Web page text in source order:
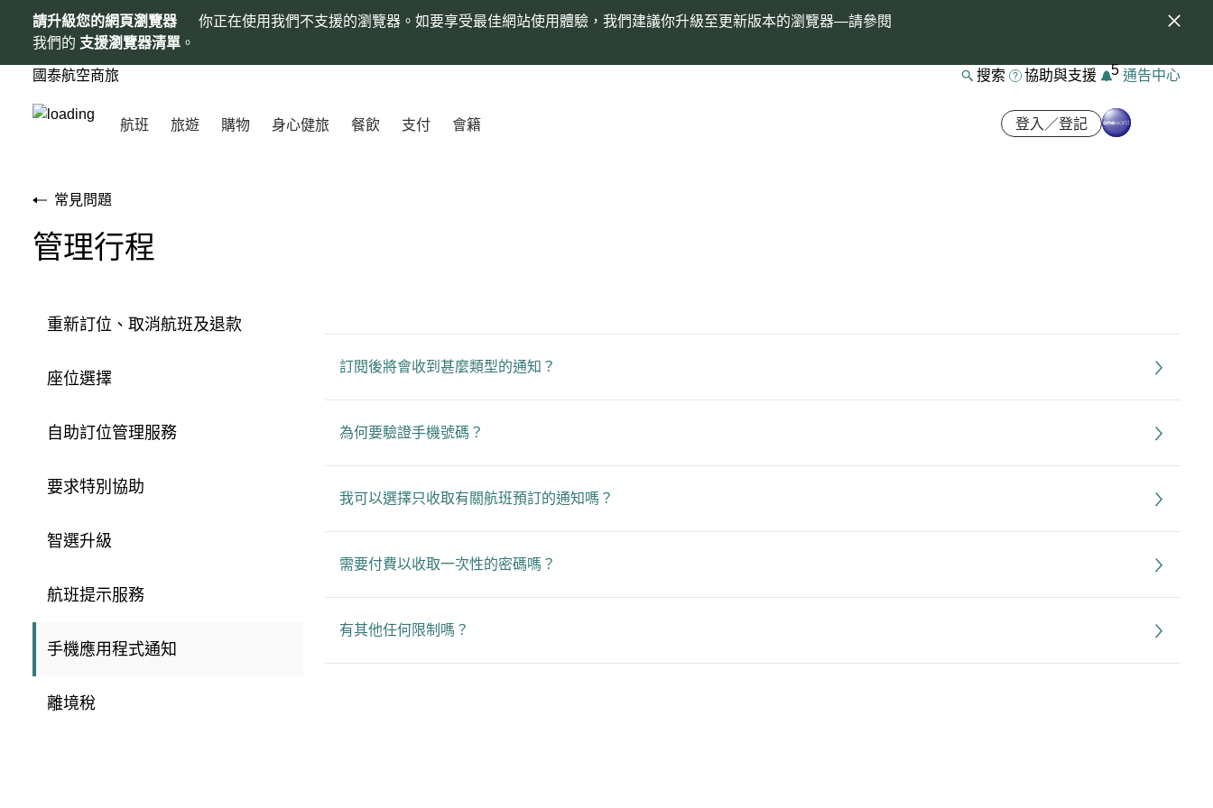
請升級您的網頁瀏覽器
你正在使用我們不支援的瀏覽器。如要享受最佳網站使用體驗，我們建議你升級至更新版本的瀏覽器—請參閱
我們的 支援瀏覽器清單 。
國泰航空商旅 搜索 協助與支援 5 通告中心
航班 旅遊 購物 身心健旅 餐飲 支付 會籍 登入／登記
常見問題
管理行程
重新訂位、取消航班及退款
座位選擇
自助訂位管理服務
要求特別協助
智選升級
航班提示服務
手機應用程式通知
離境稅
訂閱後將會收到甚麼類型的通知？
為何要驗證手機號碼？
我可以選擇只收取有關航班預訂的通知嗎？
需要付費以收取一次性的密碼嗎？
有其他任何限制嗎？